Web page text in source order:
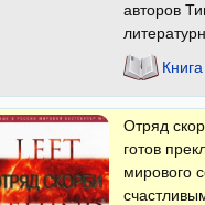
авторов
Отряд
готов
мирового